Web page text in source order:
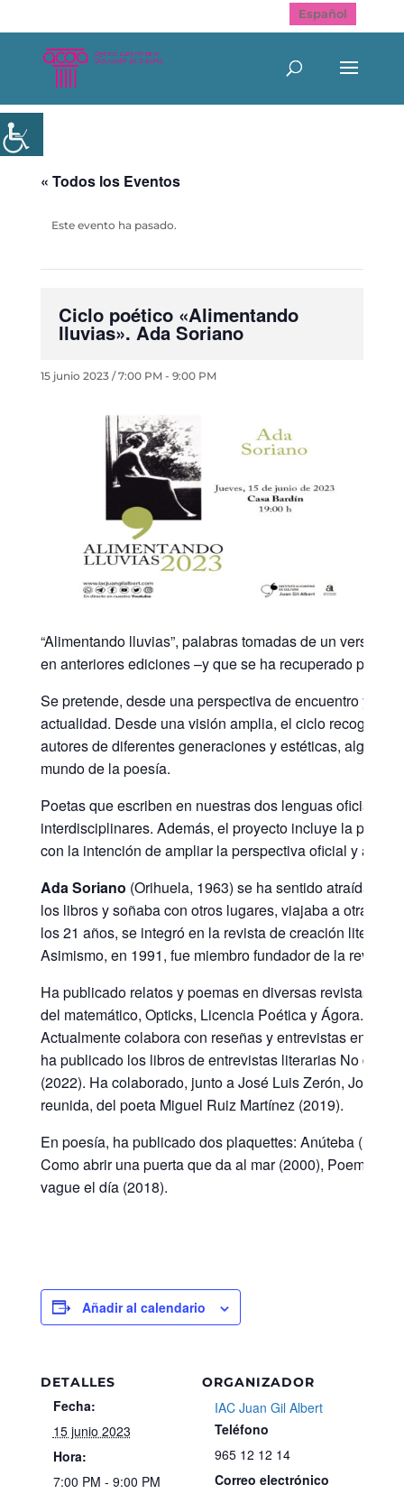
Español
« Todos los Eventos
Este evento ha pasado.
Ciclo poético «Alimentando
lluvias». Ada Soriano
15 junio 2023 / 7:00 PM- 9:00 PM
“Alimentando lluvias”, palabras tomadas de un verso
en anteriores ediciones –y que se ha recuperado para
Se pretende, desde una perspectiva de encuentro y
actualidad. Desde una visión amplia, el ciclo recogerá
autores de diferentes generaciones y estéticas,
mundo de la poesía.
Poetas que escriben en nuestras dos lenguas oficiales
interdisciplinares. Además, el proyecto incluye la
con la intención de ampliar la perspectiva oficial y
Ada Soriano (Orihuela, 1963) se ha sentido atraída
los libros y soñaba con otros lugares, viajaba a otras
los 21 años, se integró en la revista de creación
Asimismo, en 1991, fue miembro fundador de la revista
Ha publicado relatos y poemas en diversas revistas
del matemático, Opticks, Licencia Poética y Ágora.
Actualmente colabora con reseñas y entrevistas en los
ha publicado los libros de entrevistas literarias No
(2022). Ha colaborado, junto a José Luis Zerón, José
reunida, del poeta Miguel Ruiz Martínez (2019).
En poesía, ha publicado dos plaquettes: Anúteba
Como abrir una puerta que da al mar (2000), Poemas
vague el día (2018).
Añadir al calendario
DETALLES
Fecha:
15 junio 2023
Hora:
7:00 PM - 9:00 PM
ORGANIZADOR
IAC Juan Gil Albert
Teléfono
965 12 12 14
Correo electrónico